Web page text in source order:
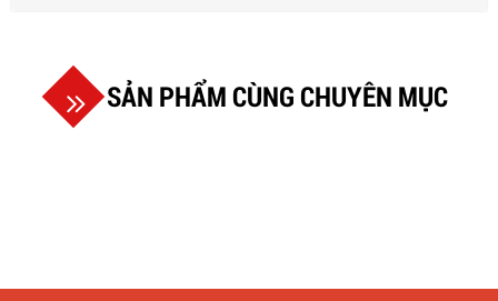
SẢN PHẨM CÙNG CHUYÊN MỤC